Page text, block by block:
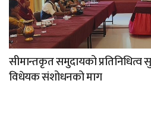
सीमान्तकृत समुदायको प्रतिनिधित्व
विधेयक संशोधनको माग